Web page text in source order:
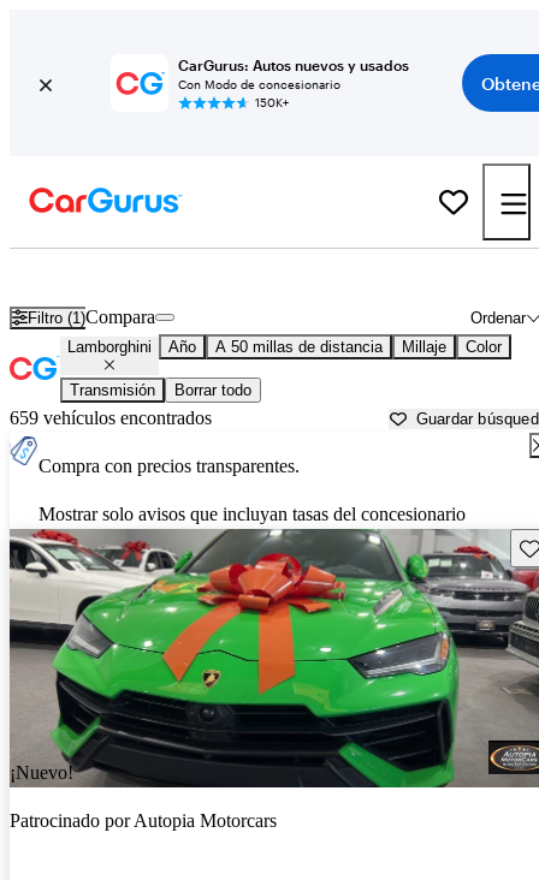
CarGurus: Autos nuevos y usados
Con Modo de concesionario
150K+
Filtro (1) Ordenar
Compara
Lamborghini Año A 50 millas de distancia Millaje Color
Transmisión Borrar todo
659 vehículos encontrados Guardar
Compra con precios transparentes.
Mostrar solo avisos que incluyan tasas del concesionario
¡Nuevo!
Patrocinado porAutopia Motorcars